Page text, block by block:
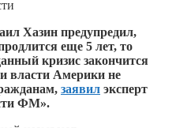
Хазин предупредил,
еще 5 лет, то
кризис закончится
власти Америки не
заявил эксперт
ФМ».